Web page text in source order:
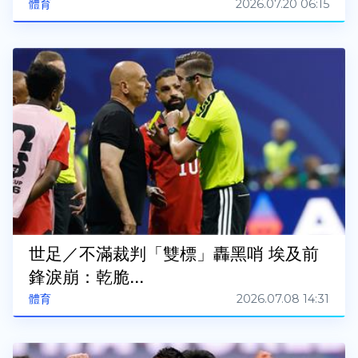
體育 2026.07.20 06:15
體育
世足／不滿裁判「雙標」轟黑哨 埃及前
鋒淚崩：乾脆...
2026.07.08 14:31